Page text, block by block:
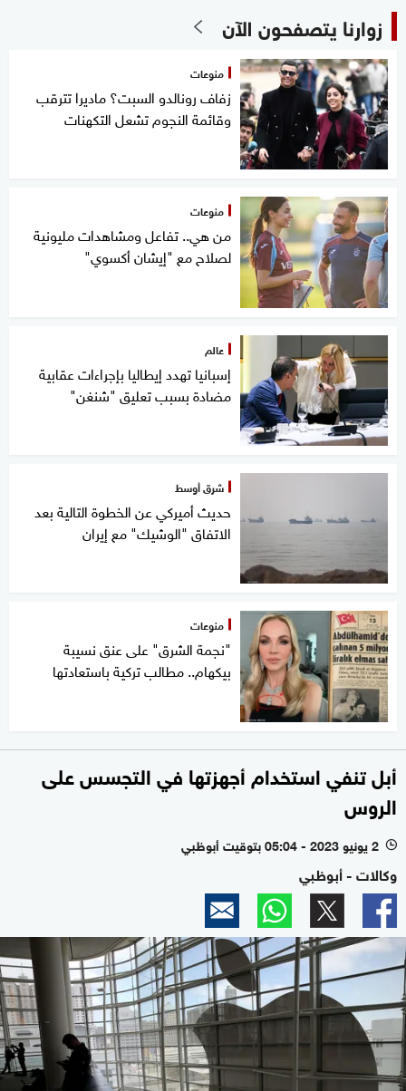
زوارنا يتصفحون الآن
منوعات
زفاف رونالدو السبت؟ ماديرا تترقب
وقائمة النجوم تشعل التكهنات
منوعات
من هي.. تفاعل ومشاهدات مليونية
لصلاح مع "إيشان أكسوي"
عالم
إسبانيا تهدد إيطاليا بإجراءات عقابية
مضادة بسبب تعليق "شنغن"
شرق أوسط
حديث أميركي عن الخطوة التالية بعد
الاتفاق "الوشيك" مع إيران
منوعات
"نجمة الشرق" على عنق نسيبة
بيكهام.. مطالب تركية باستعادتها
أبل تنفي استخدام أجهزتها في التجسس على
الروس
l 2 يونيو 2023 - 05:04 بتوقيت أبوظبي
وكالات - أبوظبي